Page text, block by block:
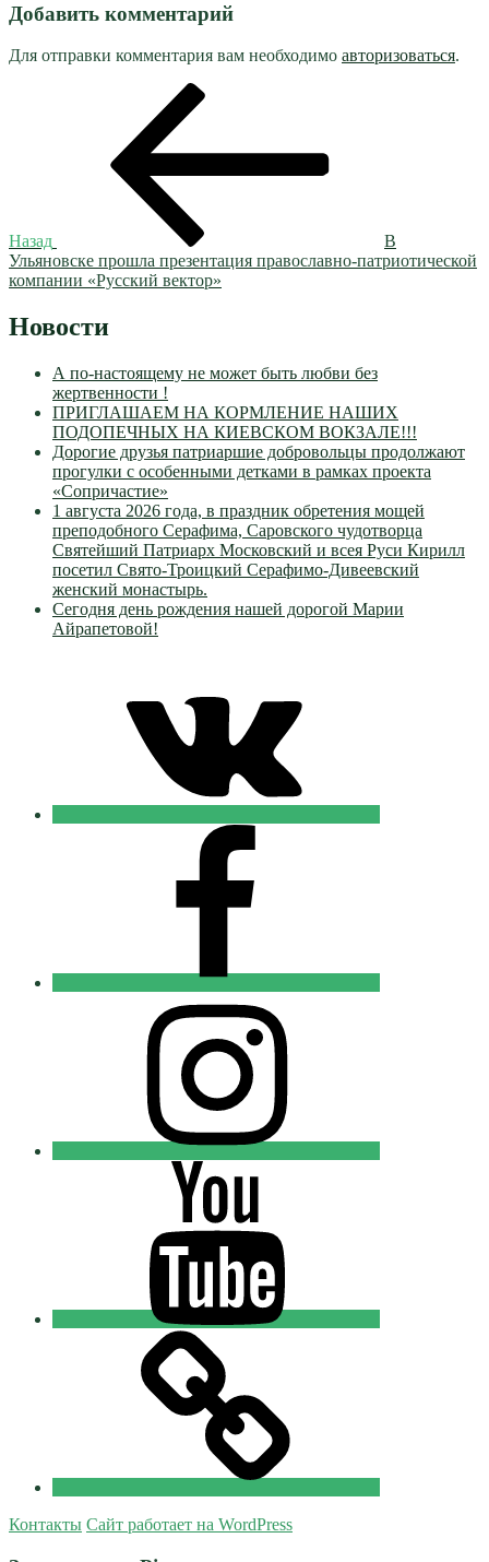
Добавить комментарий
Для отправки комментария вам необходимо авторизоваться.
Назад
В
Ульяновске прошла презентация православно-патриотической
компании «Русский вектор»
Новости
А по-настоящему не может быть любви без
жертвенности !
ПРИГЛАШАЕМ НА КОРМЛЕНИЕ НАШИХ
ПОДОПЕЧНЫХ НА КИЕВСКОМ ВОКЗАЛЕ!!!
Дорогие друзья патриаршие добровольцы продолжают
прогулки с особенными детками в рамках проекта
«Сопричастие»
1 августа 2026 года, в праздник обретения мощей
преподобного Серафима, Саровского чудотворца
Святейший Патриарх Московский и всея Руси Кирилл
посетил Свято-Троицкий Серафимо-Дивеевский
женский монастырь.
Сегодня день рождения нашей дорогой Марии
Айрапетовой!
Добровольцы
Православные
Добровольцы
Православные
Добровольцы
Контакты Сайт работает на WordPress